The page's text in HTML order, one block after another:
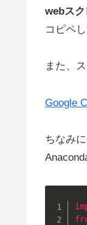
webスク
コピペ
また、
Google
ちなみ